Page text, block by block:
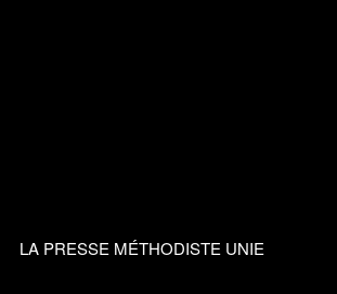
LA PRESSE MÉTHODISTE UNIE